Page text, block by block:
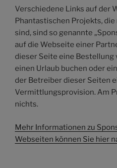
Verschiedene Links auf der
Phantastischen Projekts,
sind, sind so genannte
auf die Webseite einer
dieser Seite eine Bestellung
einen Urlaub buchen oder
der Betreiber dieser Seiten
Vermittlungsprovision. Am
nichts.
Mehr Informationen zu
Webseiten können Sie hier